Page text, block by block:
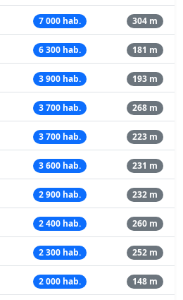
7 000 hab. 304 m
6 300 hab. 181 m
3 900 hab. 193 m
3 700 hab. 268 m
3 700 hab. 223 m
3 600 hab. 231 m
2 900 hab. 232 m
2 400 hab. 260 m
2 300 hab. 252 m
2 000 hab. 148 m